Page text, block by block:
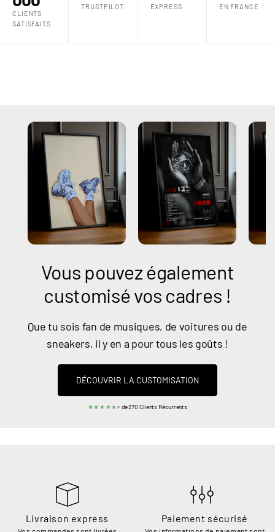
CLIENTS
SATISFAITS
TRUSTPILOT
EXPRESS
EN FRANCE
Vous pouvez également
customisé vos cadres !
Que tu sois fan de musiques, de voitures ou de
sneakers, il y en a pour tous les goûts !
DÉCOUVRIR LA CUSTOMISATION
★★★★★+ de 270 Clients Récurrents
Livraison express Paiement sécurisé